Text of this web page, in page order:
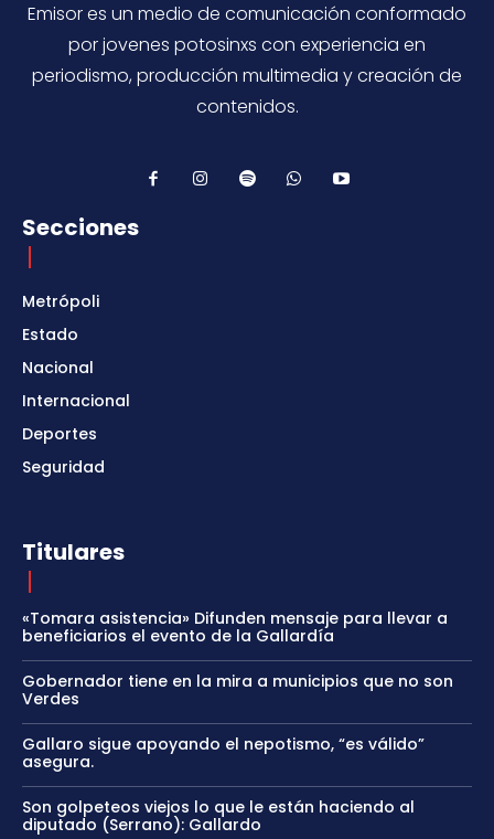
Emisor es un medio de comunicación conformado
por jovenes potosinxs con experiencia en
periodismo, producción multimedia y creación de
contenidos.
Secciones
Metrópoli
Estado
Nacional
Internacional
Deportes
Seguridad
Titulares
«Tomara asistencia» Difunden mensaje para llevar a
beneficiarios el evento de la Gallardía
Gobernador tiene en la mira a municipios que no son
Verdes
Gallaro sigue apoyando el nepotismo, “es válido”
asegura.
Son golpeteos viejos lo que le están haciendo al
diputado (Serrano): Gallardo